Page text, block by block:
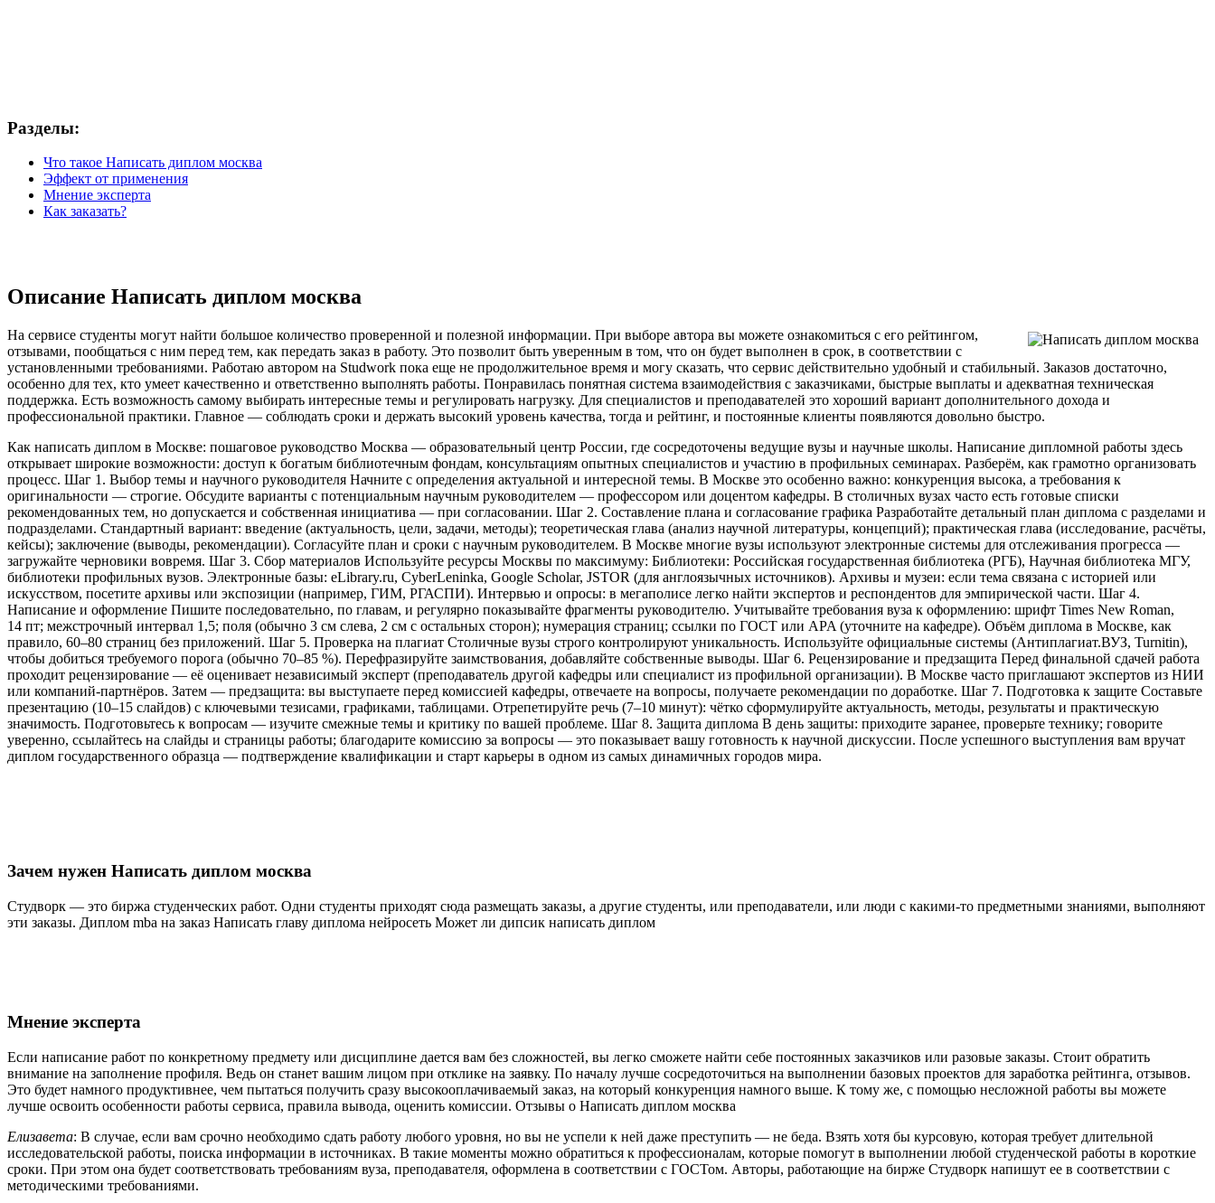
Разделы:
Что такое Написать диплом москва
Эффект от применения
Мнение эксперта
Как заказать?
Описание Написать диплом москва
На сервисе студенты могут найти большое количество проверенной и полезной информации. При выборе автора вы можете ознакомиться с его рейтингом,
отзывами, пообщаться с ним перед тем, как передать заказ в работу. Это позволит быть уверенным в том, что он будет выполнен в срок, в соответствии с
установленными требованиями. Работаю автором на Studwork пока еще не продолжительное время и могу сказать, что сервис действительно удобный и стабильный. Заказов достаточно,
особенно для тех, кто умеет качественно и ответственно выполнять работы. Понравилась понятная система взаимодействия с заказчиками, быстрые выплаты и адекватная техническая
поддержка. Есть возможность самому выбирать интересные темы и регулировать нагрузку. Для специалистов и преподавателей это хороший вариант дополнительного дохода и
профессиональной практики. Главное — соблюдать сроки и держать высокий уровень качества, тогда и рейтинг, и постоянные клиенты появляются довольно быстро.
Как написать диплом в Москве: пошаговое руководство Москва — образовательный центр России, где сосредоточены ведущие вузы и научные школы. Написание дипломной работы здесь
открывает широкие возможности: доступ к богатым библиотечным фондам, консультациям опытных специалистов и участию в профильных семинарах. Разберём, как грамотно организовать
процесс. Шаг 1. Выбор темы и научного руководителя Начните с определения актуальной и интересной темы. В Москве это особенно важно: конкуренция высока, а требования к
оригинальности — строгие. Обсудите варианты с потенциальным научным руководителем — профессором или доцентом кафедры. В столичных вузах часто есть готовые списки
рекомендованных тем, но допускается и собственная инициатива — при согласовании. Шаг 2. Составление плана и согласование графика Разработайте детальный план диплома с разделами и
подразделами. Стандартный вариант: введение (актуальность, цели, задачи, методы); теоретическая глава (анализ научной литературы, концепций); практическая глава (исследование, расчёты,
кейсы); заключение (выводы, рекомендации). Согласуйте план и сроки с научным руководителем. В Москве многие вузы используют электронные системы для отслеживания прогресса —
загружайте черновики вовремя. Шаг 3. Сбор материалов Используйте ресурсы Москвы по максимуму: Библиотеки: Российская государственная библиотека (РГБ), Научная библиотека МГУ,
библиотеки профильных вузов. Электронные базы: eLibrary.ru, CyberLeninka, Google Scholar, JSTOR (для англоязычных источников). Архивы и музеи: если тема связана с историей или
искусством, посетите архивы или экспозиции (например, ГИМ, РГАСПИ). Интервью и опросы: в мегаполисе легко найти экспертов и респондентов для эмпирической части. Шаг 4.
Написание и оформление Пишите последовательно, по главам, и регулярно показывайте фрагменты руководителю. Учитывайте требования вуза к оформлению: шрифт Times New Roman,
14 пт; межстрочный интервал 1,5; поля (обычно 3 см слева, 2 см с остальных сторон); нумерация страниц; ссылки по ГОСТ или APA (уточните на кафедре). Объём диплома в Москве, как
правило, 60–80 страниц без приложений. Шаг 5. Проверка на плагиат Столичные вузы строго контролируют уникальность. Используйте официальные системы (Антиплагиат.ВУЗ, Turnitin),
чтобы добиться требуемого порога (обычно 70–85 %). Перефразируйте заимствования, добавляйте собственные выводы. Шаг 6. Рецензирование и предзащита Перед финальной сдачей работа
проходит рецензирование — её оценивает независимый эксперт (преподаватель другой кафедры или специалист из профильной организации). В Москве часто приглашают экспертов из НИИ
или компаний-партнёров. Затем — предзащита: вы выступаете перед комиссией кафедры, отвечаете на вопросы, получаете рекомендации по доработке. Шаг 7. Подготовка к защите Составьте
презентацию (10–15 слайдов) с ключевыми тезисами, графиками, таблицами. Отрепетируйте речь (7–10 минут): чётко сформулируйте актуальность, методы, результаты и практическую
значимость. Подготовьтесь к вопросам — изучите смежные темы и критику по вашей проблеме. Шаг 8. Защита диплома В день защиты: приходите заранее, проверьте технику; говорите
уверенно, ссылайтесь на слайды и страницы работы; благодарите комиссию за вопросы — это показывает вашу готовность к научной дискуссии. После успешного выступления вам вручат
диплом государственного образца — подтверждение квалификации и старт карьеры в одном из самых динамичных городов мира.
Зачем нужен Написать диплом москва
Студворк — это биржа студенческих работ. Одни студенты приходят сюда размещать заказы, а другие студенты, или преподаватели, или люди с какими-то предметными знаниями, выполняют
эти заказы. Диплом mba на заказ Написать главу диплома нейросеть Может ли дипсик написать диплом
Мнение эксперта
Если написание работ по конкретному предмету или дисциплине дается вам без сложностей, вы легко сможете найти себе постоянных заказчиков или разовые заказы. Стоит обратить
внимание на заполнение профиля. Ведь он станет вашим лицом при отклике на заявку. По началу лучше сосредоточиться на выполнении базовых проектов для заработка рейтинга, отзывов.
Это будет намного продуктивнее, чем пытаться получить сразу высокооплачиваемый заказ, на который конкуренция намного выше. К тому же, с помощью несложной работы вы можете
лучше освоить особенности работы сервиса, правила вывода, оценить комиссии. Отзывы о Написать диплом москва
Елизавета: В случае, если вам срочно необходимо сдать работу любого уровня, но вы не успели к ней даже преступить — не беда. Взять хотя бы курсовую, которая требует длительной
исследовательской работы, поиска информации в источниках. В такие моменты можно обратиться к профессионалам, которые помогут в выполнении любой студенческой работы в короткие
сроки. При этом она будет соответствовать требованиям вуза, преподавателя, оформлена в соответствии с ГОСТом. Авторы, работающие на бирже Студворк напишут ее в соответствии с
методическими требованиями.